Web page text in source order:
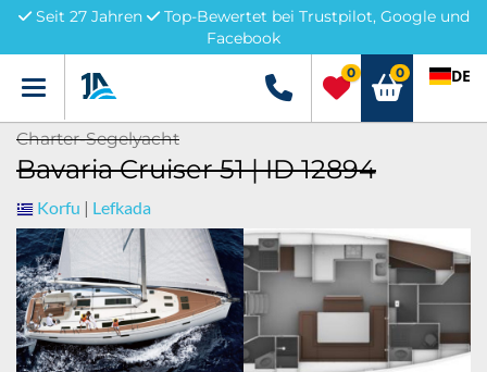
Seit 27 Jahren
Top-Bewertet bei Trustpilot, Google und
Facebook
Menü +49 5741 3222690
0 0 DE
Charter-Segelyacht
Bavaria Cruiser 51 | ID 12894
Korfu | Lefkada